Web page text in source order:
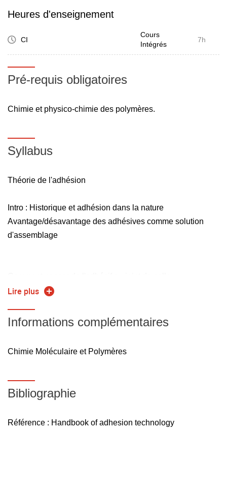
Heures d'enseignement
CI
Cours
Intégrés
7h
Pré-requis obligatoires
Chimie et physico-chimie des polymères.
Syllabus
Théorie de l'adhésion
Intro : Historique et adhésion dans la nature
Avantage/désavantage des adhésives comme solution
d'assemblage
Mécanisme de l'adhésion
Adhésion chimique (modèle de Dupré)
Lire plus
Informations complémentaires
Chimie Moléculaire et Polymères
Bibliographie
Référence : Handbook of adhesion technology